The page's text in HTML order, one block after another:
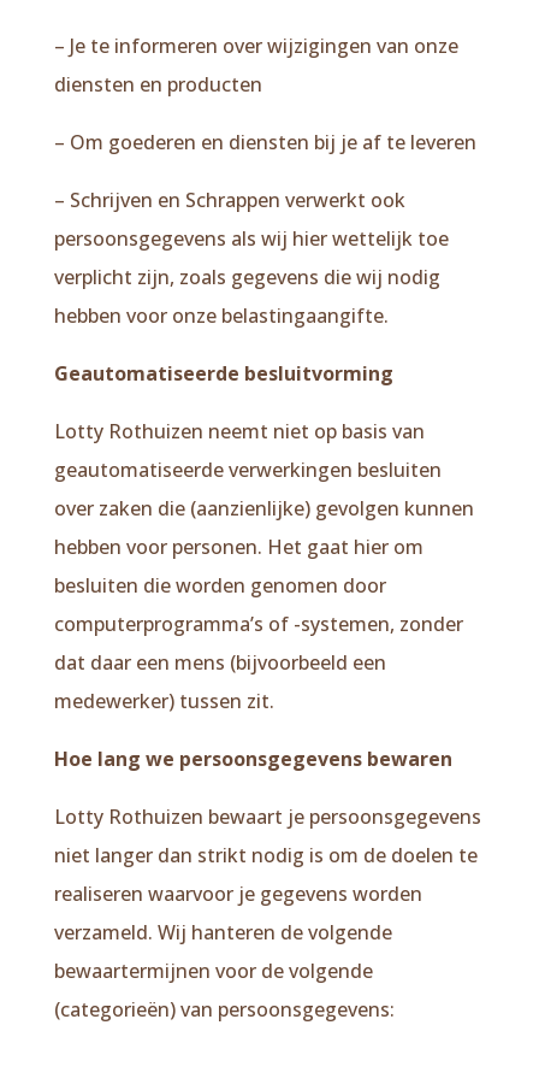
– Je te informeren over wijzigingen van onze
diensten en producten
– Om goederen en diensten bij je af te leveren
– Schrijven en Schrappen verwerkt ook
persoonsgegevens als wij hier wettelijk toe
verplicht zijn, zoals gegevens die wij nodig
hebben voor onze belastingaangifte.
Geautomatiseerde besluitvorming
Lotty Rothuizen neemt niet op basis van
geautomatiseerde verwerkingen besluiten
over zaken die (aanzienlijke) gevolgen kunnen
hebben voor personen. Het gaat hier om
besluiten die worden genomen door
computerprogramma’s of -systemen, zonder
dat daar een mens (bijvoorbeeld een
medewerker) tussen zit.
Hoe lang we persoonsgegevens bewaren
Lotty Rothuizen bewaart je persoonsgegevens
niet langer dan strikt nodig is om de doelen te
realiseren waarvoor je gegevens worden
verzameld. Wij hanteren de volgende
bewaartermijnen voor de volgende
(categorieën) van persoonsgegevens: